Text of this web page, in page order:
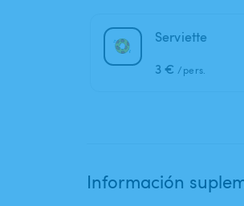
Serviette
3 € /pers.
Información